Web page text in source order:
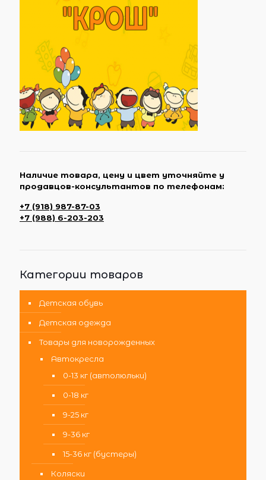
Наличие товара, цену и цвет уточняйте у
продавцов-консультантов по телефонам:
+7 (918) 987-87-03
+7 (988) 6-203-203
Категории товаров
Детская обувь
Детская одежда
Товары для новорожденных
Автокресла
0-13 кг (автолюльки)
0-18 кг
9-25 кг
9-36 кг
15-36 кг (бустеры)
Коляски